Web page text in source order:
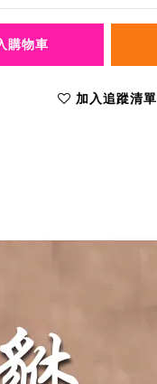
購物車
加入追蹤清單